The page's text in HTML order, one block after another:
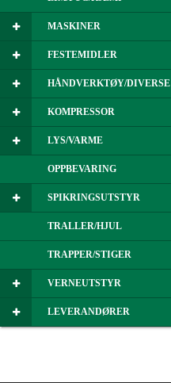
MASKINER
FESTEMIDLER
HÅNDVERKTØY/DIVERSE
KOMPRESSOR
LYS/VARME
OPPBEVARING
SPIKRINGSUTSTYR
TRALLER/HJUL
TRAPPER/STIGER
VERNEUTSTYR
LEVERANDØRER